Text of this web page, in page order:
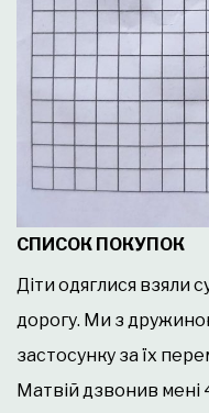
СПИСОК ПОКУПОК
Діти одяглися взяли
дорогу. Ми з
застосунку за їх
Матвій дзвонив